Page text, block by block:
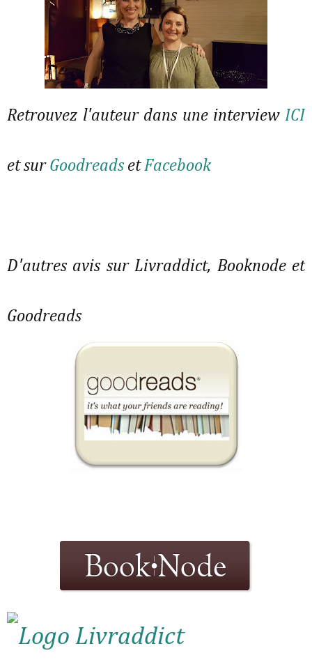
Retrouvez l'auteur dans une interview ICI
et sur Goodreads etFacebook
D'autres avis sur Livraddict, Booknode et
Goodreads